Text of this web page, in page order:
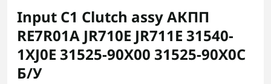
Input C1 Clutch assy АКПП
RE7R01A JR710E JR711E 31540-
1XJ0E 31525-90X00 31525-90X0C
Б/У